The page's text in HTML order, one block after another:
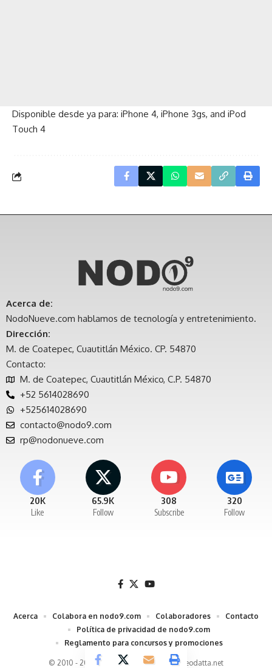
Disponible desde ya para: iPhone 4, iPhone 3gs, and iPod
Touch 4
Acerca de:
NodoNueve.com hablamos de tecnología y entretenimiento.
Dirección:
M. de Coatepec, Cuautitlán México. CP. 54870
Contacto:
M. de Coatepec, Cuautitlán México, C.P. 54870
+52 5614028690
+525614028690
contacto@nodo9.com
rp@nodonueve.com
20K
Like
65.9K
Follow
308
Subscribe
320
Follow
© 2010 - 2026 Nodo9 un desarrollo deNeodatta.net
Acerca Colabora en nodo9.com Colaboradores
Contacto
Política de privacidad de nodo9.com
Reglamento para concursos y promociones